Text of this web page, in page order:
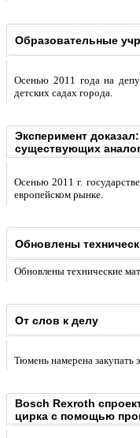
Образовательные
Осенью 2011 года на
детских садах города.
Эксперимент
существующих
Осенью 2011 г.
европейском рынке.
Обновлены
Обновлены технические
От слов к делу
Тюмень намерена закупать
Bosch Rexroth
цирка с помощью